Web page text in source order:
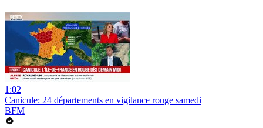
1:02
Canicule: 24 départements en vigilance rouge samedi
BFM